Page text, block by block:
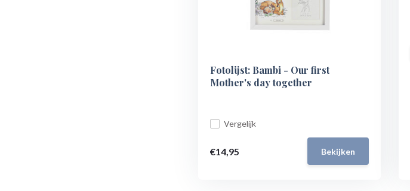
Fotolijst: Bambi - Our first
Mother's day together
Vergelijk
€14,95 Bekijken